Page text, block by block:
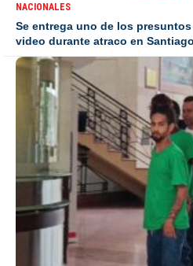
NACIONALES
Se entrega uno de los
video durante atraco en Santiago